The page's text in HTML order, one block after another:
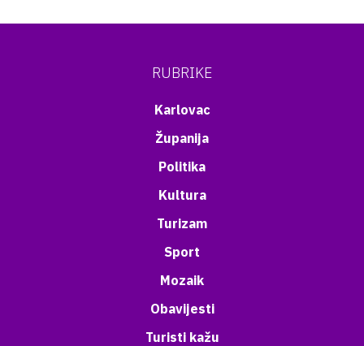
RUBRIKE
Karlovac
Županija
Politika
Kultura
Turizam
Sport
Mozaik
Obavijesti
Turisti kažu